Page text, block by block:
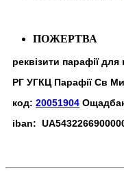
ПОЖЕРТВА
реквізити парафії
РГ УГКЦ Парафії Св
код: 20051904
iban: